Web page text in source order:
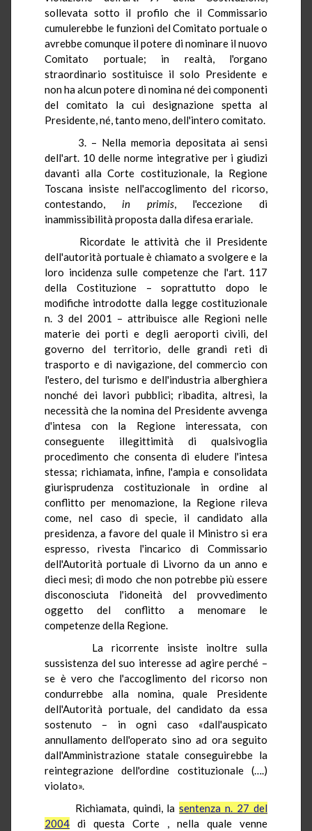
sollevata sotto il profilo che il Commissario
cumulerebbe le funzioni del Comitato portuale o
avrebbe comunque il potere di nominare il nuovo
Comitato portuale; in realtà, l'organo
straordinario sostituisce il solo Presidente e
non ha alcun potere di nomina né dei componenti
del comitato la cui designazione spetta al
Presidente, né, tanto meno, dell'intero comitato.
3. – Nella memoria depositata ai sensi
dell'art. 10 delle norme integrative per i giudizi
davanti alla Corte costituzionale, la Regione
Toscana insiste nell'accoglimento del ricorso,
contestando, in primis, l'eccezione di
inammissibilità proposta dalla difesa erariale.
Ricordate le attività che il Presidente
dell'autorità portuale è chiamato a svolgere e la
loro incidenza sulle competenze che l'art. 117
della Costituzione – soprattutto dopo le
modifiche introdotte dalla legge costituzionale
n. 3 del 2001 – attribuisce alle Regioni nelle
materie dei porti e degli aeroporti civili, del
governo del territorio, delle grandi reti di
trasporto e di navigazione, del commercio con
l'estero, del turismo e dell'industria alberghiera
nonché dei lavori pubblici; ribadita, altresì, la
necessità che la nomina del Presidente avvenga
d'intesa con la Regione interessata, con
conseguente illegittimità di qualsivoglia
procedimento che consenta di eludere l'intesa
stessa; richiamata, infine, l'ampia e consolidata
giurisprudenza costituzionale in ordine al
conflitto per menomazione, la Regione rileva
come, nel caso di specie, il candidato alla
presidenza, a favore del quale il Ministro si era
espresso, rivesta l'incarico di Commissario
dell'Autorità portuale di Livorno da un anno e
dieci mesi; di modo che non potrebbe più essere
disconosciuta l'idoneità del provvedimento
oggetto del conflitto a menomare le
competenze della Regione.
La ricorrente insiste inoltre sulla
sussistenza del suo interesse ad agire perché –
se è vero che l'accoglimento del ricorso non
condurrebbe alla nomina, quale Presidente
dell'Autorità portuale, del candidato da essa
sostenuto – in ogni caso «dall'auspicato
annullamento dell'operato sino ad ora seguito
dall'Amministrazione statale conseguirebbe la
reintegrazione dell'ordine costituzionale (….)
violato».
Richiamata, quindi, lasentenza n. 27 del
2004 di questa Corte , nella quale venne